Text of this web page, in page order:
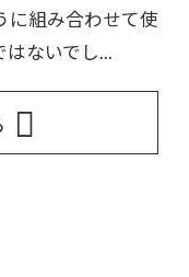
に組み合わせて使
ないでし...